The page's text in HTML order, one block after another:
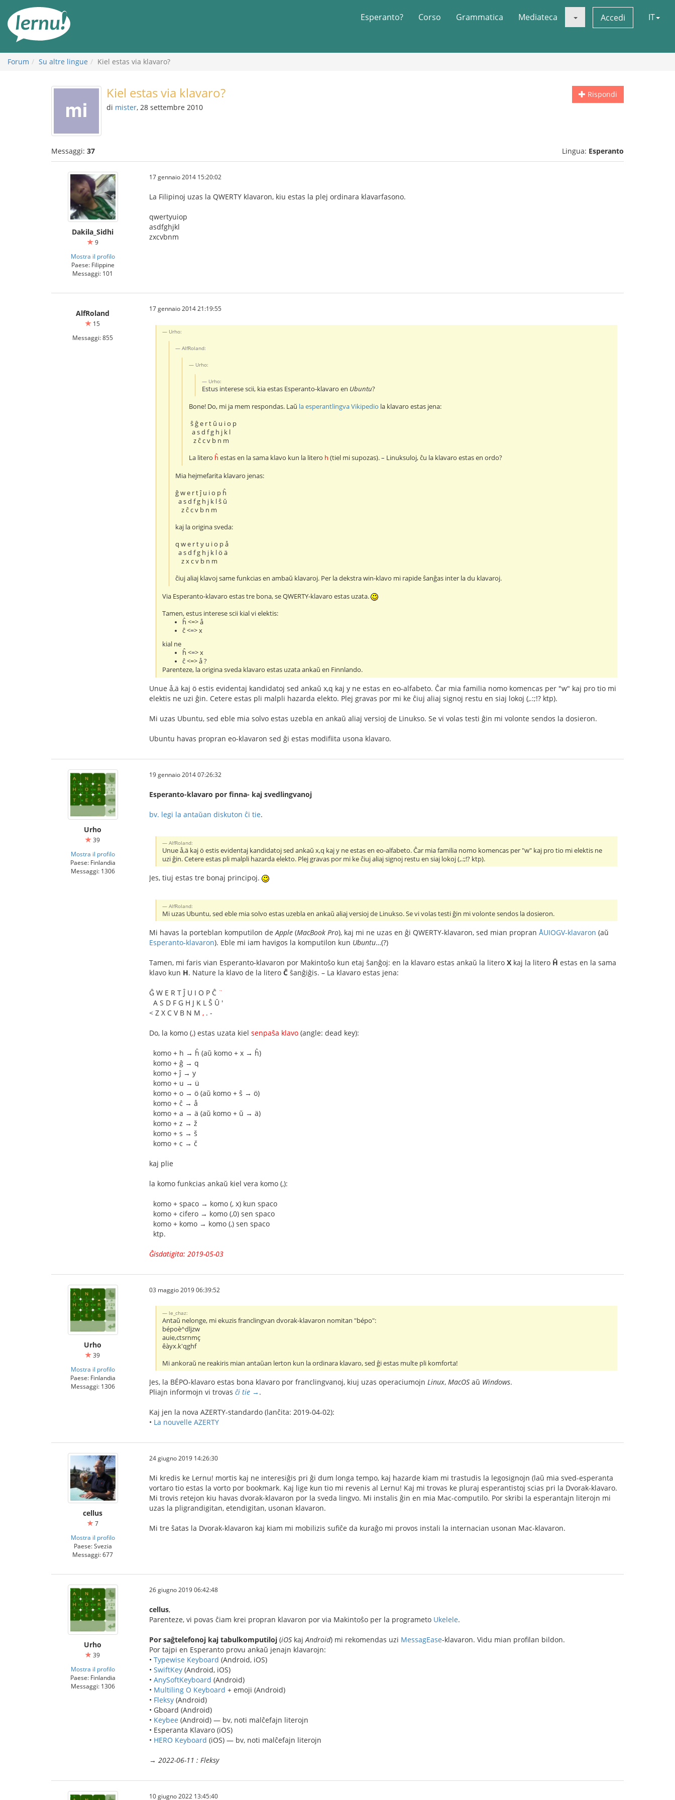
all’indice
Esperanto? Corso Grammatica Mediateca Accedi IT
Forum Su altre lingue Kiel estas via klavaro?
Rispondi
Kiel estas via klavaro?
di mister, 28 settembre 2010
Messaggi: 37 Lingua: Esperanto
Dakila_Sidhi
9
Mostra il profilo
Paese: Filippine
Messaggi: 101
17 gennaio 2014 15:20:02
La Filipinoj uzas la QWERTY klavaron, kiu estas la plej ordinara klavarfasono.
qwertyuiop
asdfghjkl
zxcvbnm
AlfRoland
15
Messaggi: 855
17 gennaio 2014 21:19:55
Urho:
AlfRoland:
Urho:
Urho:
Estus interese scii, kia estas Esperanto-klavaro en Ubuntu?
Bone! Do, mi ja mem respondas. Laŭ la esperantlingva Vikipedio la klavaro estas jena:
ŝ ĝ e r t ŭ u i o p
a s d f g h j k l
z ĉ c v b n m
La litero ĥ estas en la sama klavo kun la litero h (tiel mi supozas). – Linuksuloj, ĉu la klavaro estas en ordo?
Mia hejmefarita klavaro jenas:
ĝ w e r t ĵ u i o p ĥ
a s d f g h j k l ŝ ŭ
z ĉ c v b n m
kaj la origina sveda:
q w e r t y u i o p å
a s d f g h j k l ö ä
z x c v b n m
ĉiuj aliaj klavoj same funkcias en ambaŭ klavaroj. Per la dekstra win-klavo mi rapide ŝanĝas inter la du klavaroj.
Via Esperanto-klavaro estas tre bona, se QWERTY-klavaro estas uzata.
Tamen, estus interese scii kial vi elektis:
ĥ <=> å
ĉ <=> x
kial ne
ĥ <=> x
ĉ <=> å ?
Parenteze, la origina sveda klavaro estas uzata ankaŭ en Finnlando.
Unue å,ä kaj ö estis evidentaj kandidatoj sed ankaŭ x,q kaj y ne estas en eo-alfabeto. Ĉar mia familia nomo komencas per "w" kaj pro tio mi
elektis ne uzi ĝin. Cetere estas pli malpli hazarda elekto. Plej gravas por mi ke ĉiuj aliaj signoj restu en siaj lokoj (,.:;!? ktp).
Mi uzas Ubuntu, sed eble mia solvo estas uzebla en ankaŭ aliaj versioj de Linukso. Se vi volas testi ĝin mi volonte sendos la dosieron.
Ubuntu havas propran eo-klavaron sed ĝi estas modifiita usona klavaro.
Urho
39
Mostra il profilo
Paese: Finlandia
Messaggi: 1306
19 gennaio 2014 07:26:32
Esperanto-klavaro por finna- kaj svedlingvanoj
bv. legi la antaŭan diskuton ĉi tie.
AlfRoland:
Unue å,ä kaj ö estis evidentaj kandidatoj sed ankaŭ x,q kaj y ne estas en eo-alfabeto. Ĉar mia familia nomo komencas per "w" kaj pro tio mi elektis ne
uzi ĝin. Cetere estas pli malpli hazarda elekto. Plej gravas por mi ke ĉiuj aliaj signoj restu en siaj lokoj (,.:;!? ktp).
Jes, tiuj estas tre bonaj principoj.
AlfRoland:
Mi uzas Ubuntu, sed eble mia solvo estas uzebla en ankaŭ aliaj versioj de Linukso. Se vi volas testi ĝin mi volonte sendos la dosieron.
Mi havas la porteblan komputilon deApple (MacBook Pro), kaj mi ne uzas en ĝi QWERTY-klavaron, sed mian propran ÅUIOGV-klavaron (aŭ
Esperanto-klavaron). Eble mi iam havigos la komputilon kun Ubuntu…(?)
Tamen, mi faris vian Esperanto-klavaron por Makintoŝo kun etaj ŝanĝoj: en la klavaro estas ankaŭ la litero X kaj la litero Ĥ estas en la sama
klavo kun H. Nature la klavo de la litero Ĉ ŝanĝiĝis. – La klavaro estas jena:
Ĝ W E R T Ĵ U I O P Ĉ ¨
A S D F G H J K L Ŝ Ŭ '
< Z X C V B N M , . -
Do, la komo (,) estas uzata kiel senpaŝa klavo (angle: dead key):
komo + h → ĥ (aŭ komo + x → ĥ)
komo + ĝ → q
komo + ĵ → y
komo + u → ü
komo + o → ö (aŭ komo + ŝ → ö)
komo + ĉ → å
komo + a → ä (aŭ komo + ŭ → ä)
komo + z → ž
komo + s → š
komo + c → č
kaj plie
la komo funkcias ankaŭ kiel vera komo (,):
komo + spaco → komo (, x) kun spaco
komo + cifero → komo (,0) sen spaco
komo + komo → komo (,) sen spaco
ktp.
Ĝisdatigita: 2019-05-03
Urho
39
Mostra il profilo
Paese: Finlandia
Messaggi: 1306
03 maggio 2019 06:39:52
le_chaz:
Antaŭ nelonge, mi ekuzis franclingvan dvorak-klavaron nomitan "bépo":
bépoè^dljzw
auie,ctsrnmç
êàyx.k'qghf
Mi ankoraŭ ne reakiris mian antaŭan lerton kun la ordinara klavaro, sed ĝi estas multe pli komforta!
Jes, la BÉPO-klavaro estas bona klavaro por franclingvanoj, kiuj uzas operaciumojn Linux, MacOS aŭ Windows.
Pliajn informojn vi trovas ĉi tie → .
Kaj jen la nova AZERTY-standardo (lanĉita: 2019-04-02):
• La nouvelle AZERTY
cellus
7
Mostra il profilo
Paese: Svezia
Messaggi: 677
24 giugno 2019 14:26:30
Mi kredis ke Lernu! mortis kaj ne interesiĝis pri ĝi dum longa tempo, kaj hazarde kiam mi trastudis la legosignojn (laŭ mia sved-esperanta
vortaro tio estas la vorto por bookmark. Kaj lige kun tio mi revenis al Lernu! Kaj mi trovas ke pluraj esperantistoj scias pri la Dvorak-klavaro.
Mi trovis retejon kiu havas dvorak-klavaron por la sveda lingvo. Mi instalis ĝin en mia Mac-computilo. Por skribi la esperantajn literojn mi
uzas la pligrandigitan, etendigitan, usonan klavaron.
Mi tre ŝatas la Dvorak-klavaron kaj kiam mi mobilizis sufiĉe da kuraĝo mi provos instali la internacian usonan Mac-klavaron.
Urho
39
Mostra il profilo
Paese: Finlandia
Messaggi: 1306
26 giugno 2019 06:42:48
cellus,
Parenteze, vi povas ĉiam krei propran klavaron por via Makintoŝo per la programeto Ukelele.
Por saĝtelefonoj kaj tabulkomputiloj (iOS kaj Android) mi rekomendas uzi MessagEase-klavaron. Vidu mian profilan bildon.
Por tajpi en Esperanto provu ankaŭ jenajn klavarojn:
• Typewise Keyboard (Android, iOS)
• SwiftKey (Android, iOS)
• AnySoftKeyboard (Android)
• Multiling O Keyboard + emoji (Android)
• Fleksy (Android)
• Gboard (Android)
• Keybee (Android) — bv, noti malĉefajn literojn
• Esperanta Klavaro (iOS)
• HERO Keyboard (iOS) — bv, noti malĉefajn literojn
→ 2022-06-11 : Fleksy
10 giugno 2022 13:45:40